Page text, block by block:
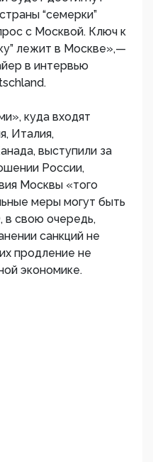
“семерки”
с Москвой. Ключ к
лежит в Москве»,—
в интервью
куда входят
Италия,
выступили за
России,
Москвы «того
меры могут быть
в свою очередь,
санкций не
продление не
экономике.